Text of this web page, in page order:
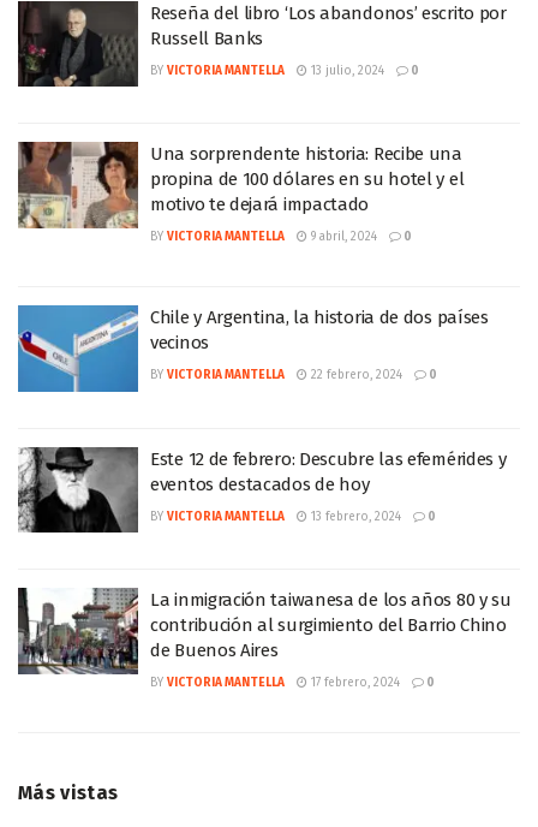
Reseña del libro ‘Los abandonos’ escrito por
Russell Banks
BY VICTORIA MANTELLA 13 julio, 2024 0
Una sorprendente historia: Recibe una
propina de 100 dólares en su hotel y el
motivo te dejará impactado
BY VICTORIA MANTELLA 9 abril, 2024 0
Chile y Argentina, la historia de dos países
vecinos
BY VICTORIA MANTELLA 22 febrero, 2024 0
Este 12 de febrero: Descubre las efemérides y
eventos destacados de hoy
BY VICTORIA MANTELLA 13 febrero, 2024 0
La inmigración taiwanesa de los años 80 y su
contribución al surgimiento del Barrio Chino
de Buenos Aires
BY VICTORIA MANTELLA 17 febrero, 2024 0
Más vistas